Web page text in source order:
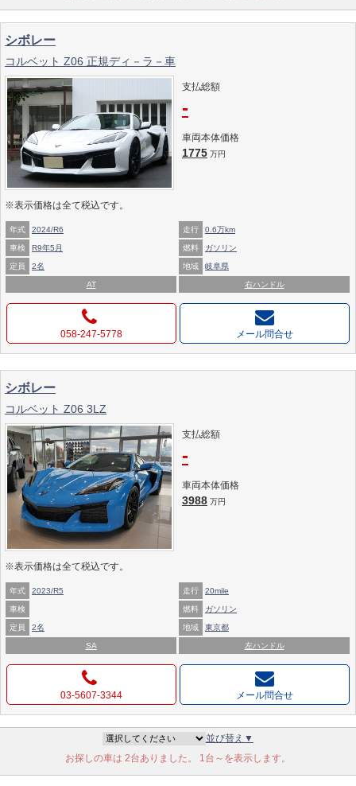
シボレー
コルベット Z06 正規ディ－ラ－車
支払総額
-
車両本体価格
1775 万円
※表示価格は全て税込です。
年式 2024/R6 走行 0.6万km
車検 R9年5月 燃料 ガソリン
定員 2名 地域 岐阜県
AT 右ハンドル
058-247-5778 メール問合せ
シボレー
コルベット Z06 3LZ
支払総額
-
車両本体価格
3988 万円
※表示価格は全て税込です。
年式 2023/R5 走行 20mile
車検 燃料 ガソリン
定員 2名 地域 東京都
SA 左ハンドル
03-5607-3344 メール問合せ
並び替え▼
お探しの車は 2台ありました。 1台～を表示します。